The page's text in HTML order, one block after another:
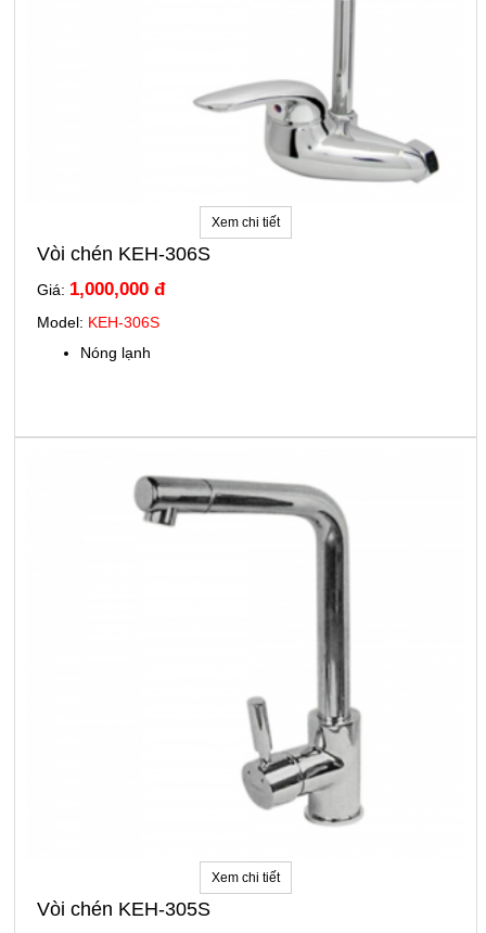
Xem chi tiết
Vòi chén KEH-306S
Giá: 1,000,000 đ
Model: KEH-306S
Nóng lạnh
Xem chi tiết
Vòi chén KEH-305S